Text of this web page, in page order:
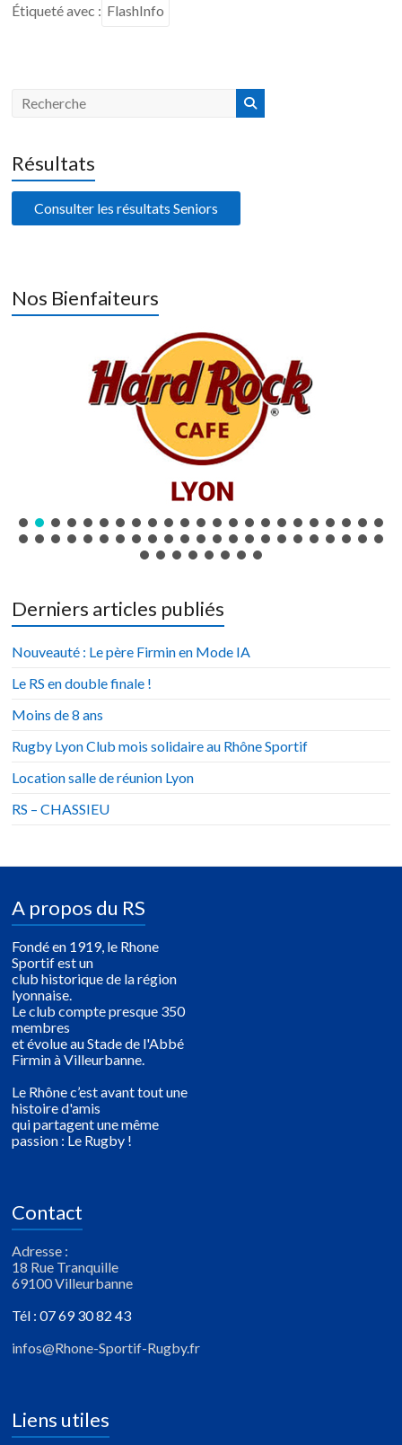
Étiqueté avec : FlashInfo
Résultats
Consulter les résultats Seniors
Nos Bienfaiteurs
Derniers articles publiés
Nouveauté : Le père Firmin en Mode IA
Le RS en double finale !
Moins de 8 ans
Rugby Lyon Club mois solidaire au Rhône Sportif
Location salle de réunion Lyon
RS – CHASSIEU
A propos du RS
Fondé en 1919, le Rhone
Sportif est un
club historique de la région
lyonnaise.
Le club compte presque 350
membres
et évolue au Stade de l'Abbé
Firmin à Villeurbanne.
Le Rhône c’est avant tout une
histoire d'amis
qui partagent une même
passion : Le Rugby !
Contact
Adresse :
18 Rue Tranquille
69100 Villeurbanne
Tél : 07 69 30 82 43
infos@Rhone-Sportif-Rugby.fr
Liens utiles